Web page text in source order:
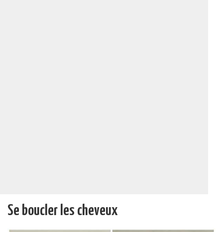
Se boucler les cheveux